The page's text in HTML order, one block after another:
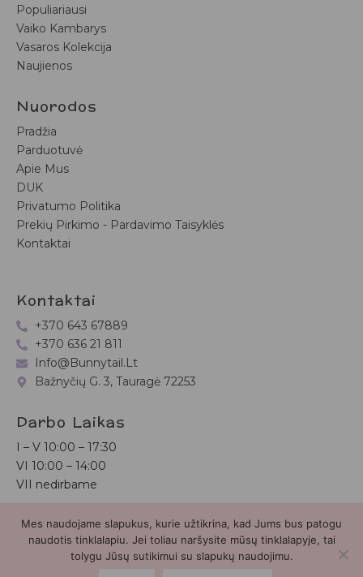
Populiariausi
Vaiko Kambarys
Vasaros Kolekcija
Naujienos
Nuorodos
Pradžia
Parduotuvė
Apie Mus
DUK
Privatumo Politika
Prekių Pirkimo - Pardavimo Taisyklės
Kontaktai
Kontaktai
+370 643 67889
+370 636 21 811
Info@bunnytail.lt
Bažnyčių G. 3, Tauragė 72253
Darbo Laikas
I – V 10:00 – 17:30
VI 10:00 – 14:00
VII nedirbame
Bunnytail.lt| Copyright 2026 | Svetainė sukurtaMyra.lt
Mes naudojame slapukus, kurie užtikrina, kad Jums bus patogu
naudotis tinklalapiu. Jei toliau naršysite mūsų tinklalapyje, tai
tolygu Jūsų sutikimui su slapukų naudojimu.